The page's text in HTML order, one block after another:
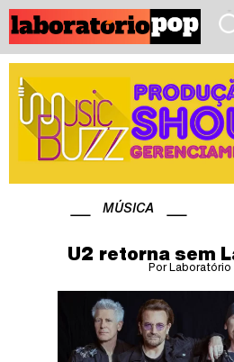
MÚSICA
U2 retorna sem
Por Laboratório